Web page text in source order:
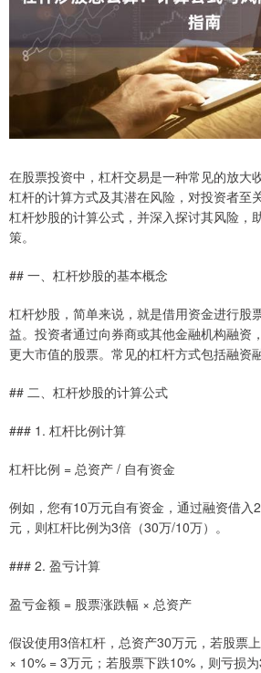
在股票投资中，杠杆交易是一种常见的放大
杠杆的计算方式及其潜在风险，对投资者至
杠杆炒股的计算公式，并深入探讨其风险，
策。
## 一、杠杆炒股的基本概念
杠杆炒股，简单来说，就是借用资金进行股
益。投资者通过向券商或其他金融机构融资
更大市值的股票。常见的杠杆方式包括融资
## 二、杠杆炒股的计算公式
### 1. 杠杆比例计算
杠杆比例 = 总资产 / 自有资金
例如，您有10万元自有资金，通过融资借入
元，则杠杆比例为3倍（30万/10万）。
### 2. 盈亏计算
盈亏金额 = 股票涨跌幅 × 总资产
假设使用3倍杠杆，总资产30万元，若股票
× 10% = 3万元；若股票下跌10%，则亏损为